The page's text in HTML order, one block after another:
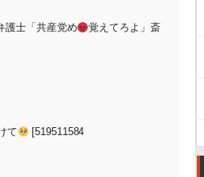
護士「共産党め
覚えてろよ」斎
て
[519511584